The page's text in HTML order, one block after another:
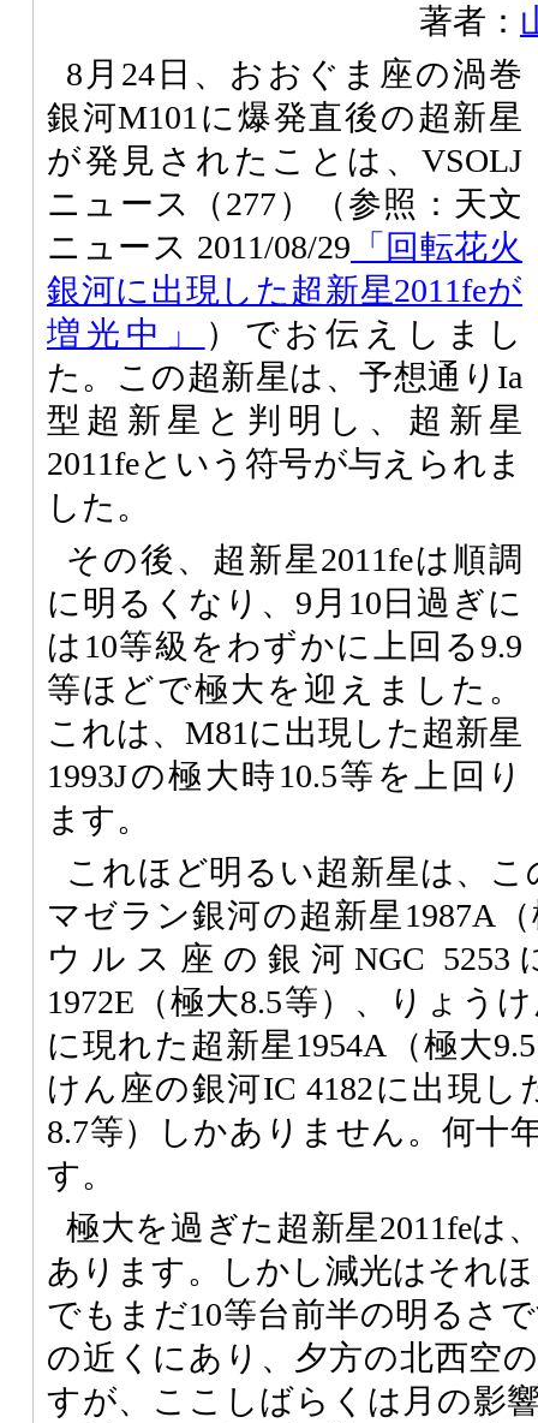
著者：
8月24日、おおぐま座の渦巻
銀河M101に爆発直後の超新星
が発見されたことは、VSOLJ
ニュース（277）（参照：天文
ニュース 2011/08/29 「回転花火
銀河に出現した超新星2011feが
増光中」
）でお伝えしまし
た。この超新星は、予想通りIa
型超新星と判明し、超新星
2011feという符号が与えられま
した。
その後、超新星2011feは順調
に明るくなり、9月10日過ぎに
は10等級をわずかに上回る9.9
等ほどで極大を迎えました。
これは、M81に出現した超新星
1993Jの極大時10.5等を上回り
ます。
これほど明るい超新星は、こ
マゼラン銀河の超新星1987A
ウルス座の銀河NGC
1972E（極大8.5等）、りょう
に現れた超新星1954A（極大
けん座の銀河IC 4182に出現し
8.7等）しかありません。何十
す。
極大を過ぎた超新星2011feは
あります。しかし減光はそれ
でもまだ10等台前半の明るさ
の近くにあり、夕方の北西空
すが、ここしばらくは月の影